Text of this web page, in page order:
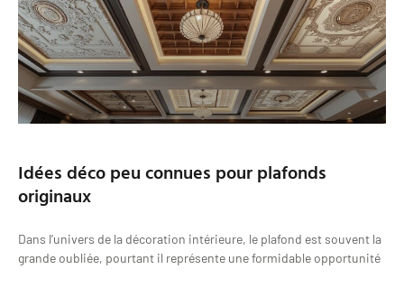
Idées déco peu connues pour plafonds
originaux
Dans l’univers de la décoration intérieure, le plafond est souvent la
grande oubliée, pourtant il représente une formidable opportunité